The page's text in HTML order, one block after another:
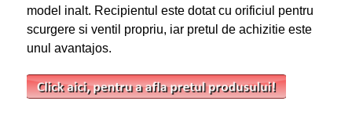
model inalt. Recipientul este dotat cu orificiul pentru
scurgere si ventil propriu, iar pretul de achizitie este
unul avantajos.